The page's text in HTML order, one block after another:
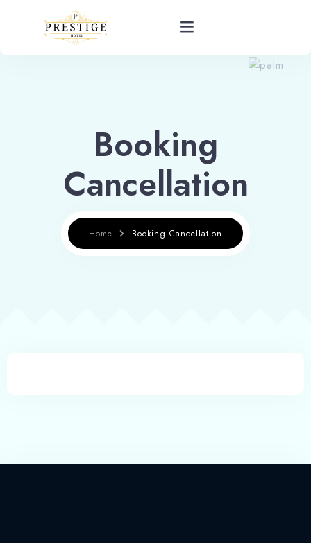
Despre
Galerie foto
Booking
Cancellation
Home Booking Cancellation